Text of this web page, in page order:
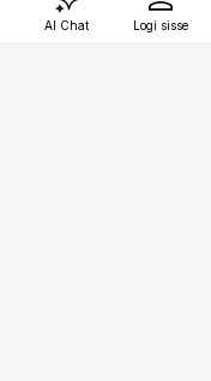
AI Chat Logi sisse